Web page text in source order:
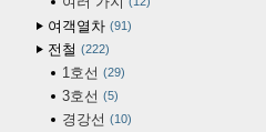
여객열차 91
전철 222
1호선 29
3호선 5
경강선 10